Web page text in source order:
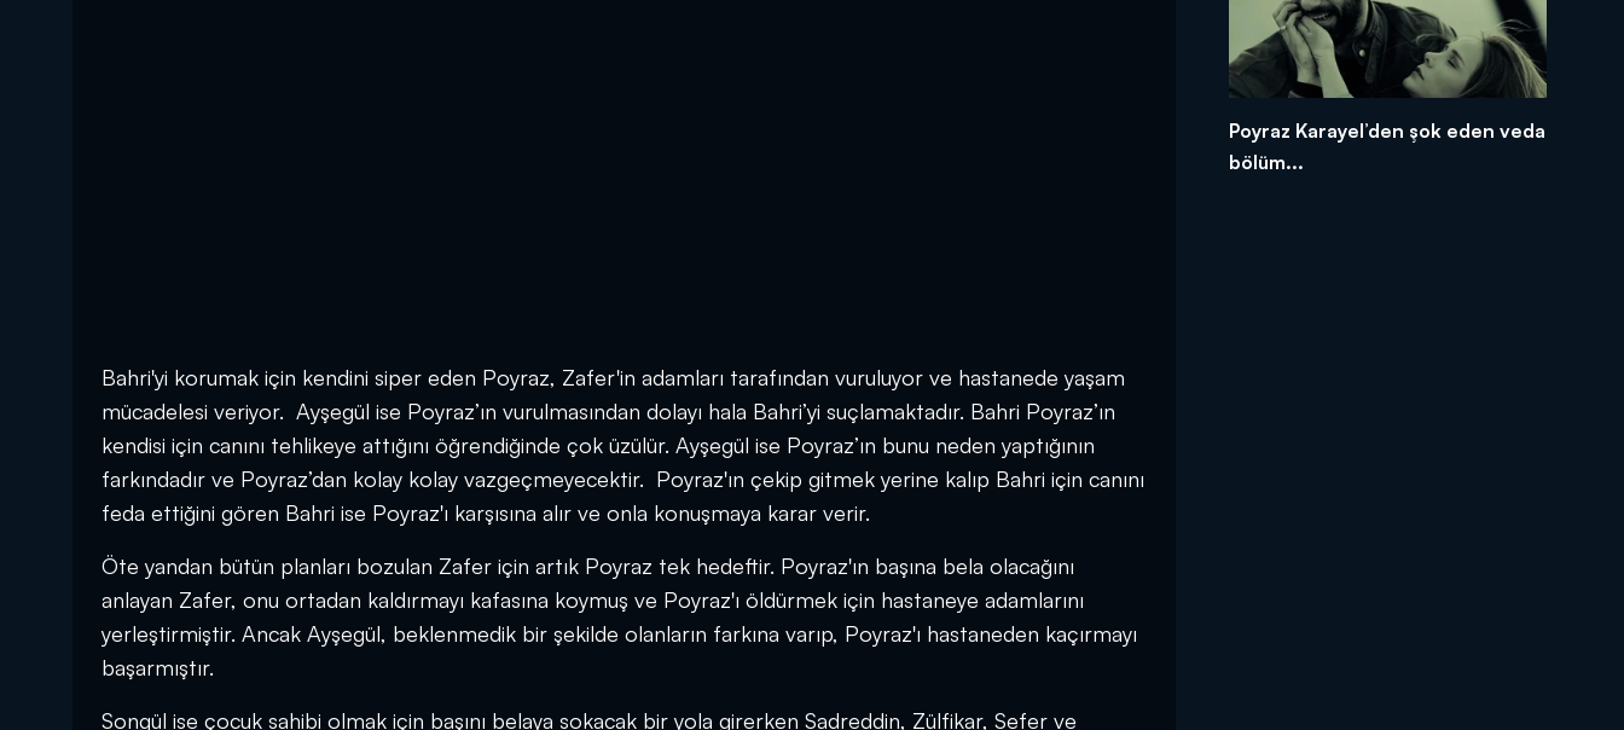
Bahri'yi korumak için kendini siper eden Poyraz, Zafer'in adamları tarafından vuruluyor ve hastanede yaşam
mücadelesi veriyor. Ayşegül ise Poyraz’ın vurulmasından dolayı hala Bahri’yi suçlamaktadır. Bahri Poyraz’ın
kendisi için canını tehlikeye attığını öğrendiğinde çok üzülür. Ayşegül ise Poyraz’ın bunu neden yaptığının
farkındadır ve Poyraz’dan kolay kolay vazgeçmeyecektir. Poyraz'ın çekip gitmek yerine kalıp Bahri için canını
feda ettiğini gören Bahri ise Poyraz'ı karşısına alır ve onla konuşmaya karar verir.
Öte yandan bütün planları bozulan Zafer için artık Poyraz tek hedeftir. Poyraz'ın başına bela olacağını
anlayan Zafer, onu ortadan kaldırmayı kafasına koymuş ve Poyraz'ı öldürmek için hastaneye adamlarını
yerleştirmiştir. Ancak Ayşegül, beklenmedik bir şekilde olanların farkına varıp, Poyraz'ı hastaneden kaçırmayı
başarmıştır.
Songül ise çocuk sahibi olmak için başını belaya sokacak bir yola girerken Sadreddin, Zülfikar, Sefer ve
Poyraz Karayel’den şok eden veda
bölüm...